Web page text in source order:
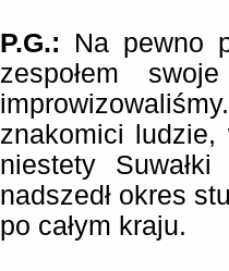
P.G.: Na pewno
zespołem
znakomici
niestety
nadszedł okres
po całym kraju.